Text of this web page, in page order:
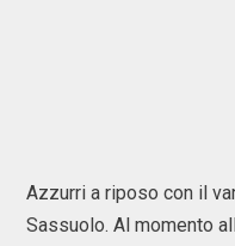
Azzurri a riposo con il
Sassuolo. Al momento